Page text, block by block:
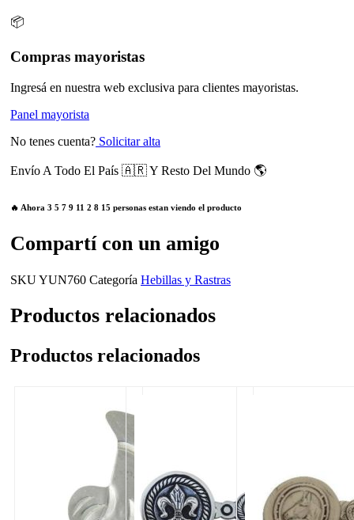
📦
Compras mayoristas
Ingresá en nuestra web exclusiva para clientes mayoristas.
Panel mayorista
No tenes cuenta? Solicitar alta
Envío A Todo El País 🇦🇷 Y Resto Del Mundo 🌎
🔥 Ahora 3 5 7 9 11 2 8 15 personas estan viendo el producto
Compartí con un amigo
SKUYUN760 Categoría Hebillas y Rastras
Productos relacionados
Productos relacionados